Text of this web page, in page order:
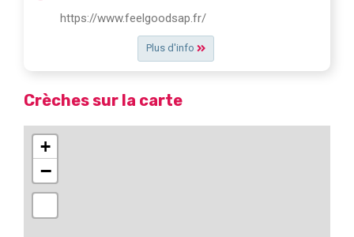
Plus d'info
https://www.feelgoodsap.fr/
Crèches sur la carte
+
−